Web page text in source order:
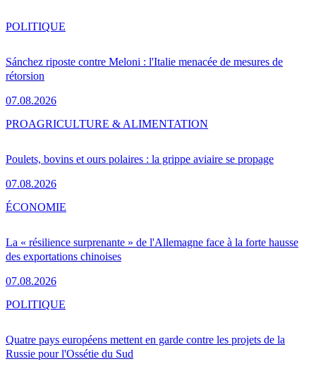
Sánchez riposte contre Meloni : l'Italie menacée de mesures de
rétorsion
07.08.2026
POLITIQUE
Poulets, bovins et ours polaires : la grippe aviaire se propage
07.08.2026
PROAGRICULTURE & ALIMENTATION
La « résilience surprenante » de l'Allemagne face à la forte hausse
des exportations chinoises
07.08.2026
ÉCONOMIE
Quatre pays européens mettent en garde contre les projets de la
Russie pour l'Ossétie du Sud
POLITIQUE